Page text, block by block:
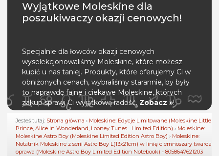
Wyjątkowe Moleskine dla
poszukiwaczy okazji cenowych!
Specjalnie dla łowców okazji cenowych
wyselekcjonowaliśmy Moleskine, które możesz
kupić u nas taniej. Produkty, które oferujemy Ci w
obniżonych cenach, wybraliśmy starannie, by były
to naprawdę fajne i ciekawe Moleskine, których
zakup sprawi Ci wyjątkową radość. Zobacz »!
Jesteś tutaj: Strona główna › Moleskine: Edycje Limitowane (Moleskine Little
Prince, Alice in Wonderland, Looney Tunes... Limited Edition) › Moleskine:
Moleskine Astro Boy (Moleskine Limited Edition Astro Boy) › Moleskine:
Notatnik Moleskine z serii Astro Boy L(13x21cm) w linię ciemnoszary twarda
oprawa (Moleskine Astro Boy Limited Edition Notebook) - 8058647621203